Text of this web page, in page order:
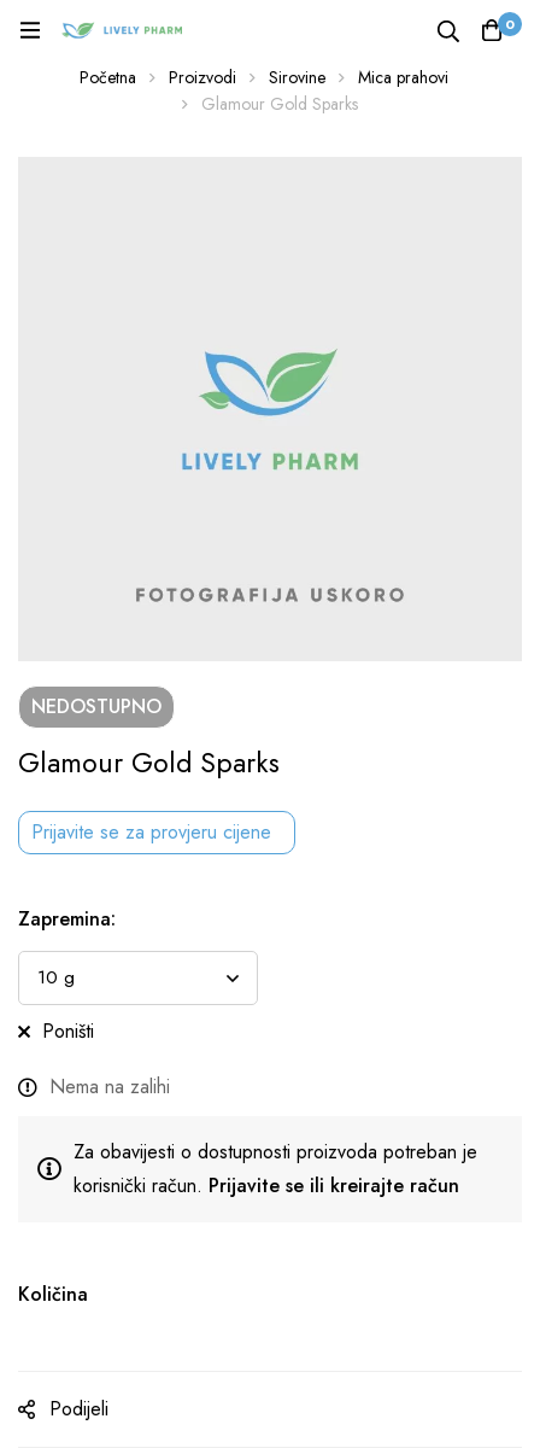
0
Početna Proizvodi Sirovine
Mica prahovi
Glamour Gold Sparks
NEDOSTUPNO
Glamour Gold Sparks
Prijavite se za provjeru cijene
Zapremina:
Poništi
Nema na zalihi
Za obavijesti o dostupnosti proizvoda potreban je
korisnički račun. Prijavite se ili kreirajte račun
Količina
Podijeli